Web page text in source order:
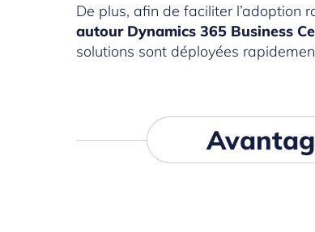
De plus, afin de faciliter l’adoption
autour Dynamics 365 Business
solutions sont déployées